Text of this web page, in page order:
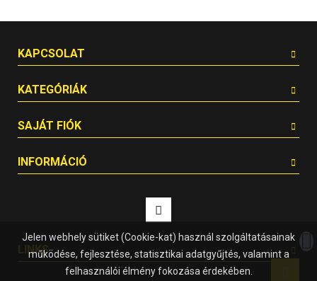
KAPCSOLAT
KATEGÓRIÁK
SAJÁT FIÓK
INFORMÁCIÓ
LINKS
Jelen webhely sütiket (Cookie-kat) használ szolgáltatásainak
működése, fejlesztése, statisztikai adatgyűjtés, valamint a
felhasználói élmény fokozása érdekében.